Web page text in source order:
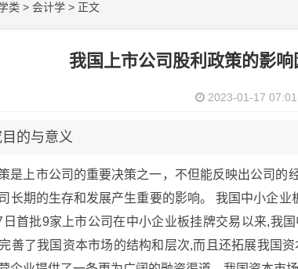
类 > 会计学 > 正文
我国上市公司股利政策的影
2023-01-17 07:01
的与意义
是上市公司的重要决策之一，不但能反映出公司的
长期的生存和发展产生重要的影响。 我国中小企
首批9家上市公司在中小企业板挂牌交易以来,我
善了我国资本市场的结构和层次,而且还拓展我国